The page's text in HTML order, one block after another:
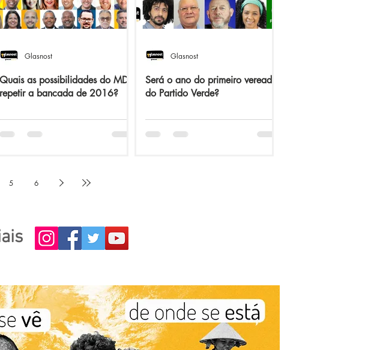
Quais as possibilidades do MDB
repetir a bancada de 2016?
Glasnost
Será o ano do primeiro vereador
do Partido Verde?
Glasnost
5 6